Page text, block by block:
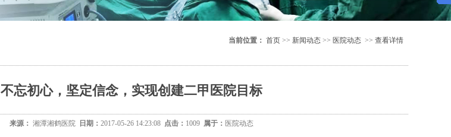
当前位置： 首页 >> 新闻动态 >> 医院动态 >> 查看详情
不忘初心，坚定信念，实现创建二甲医院目标
来源： 湘潭湘鹤医院 日期： 2017-05-26 14:23:08 点击： 1009 属于： 医院动态